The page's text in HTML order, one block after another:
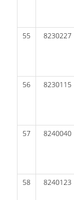
55 8230227
56 8230115
57 8240040
58 8240123